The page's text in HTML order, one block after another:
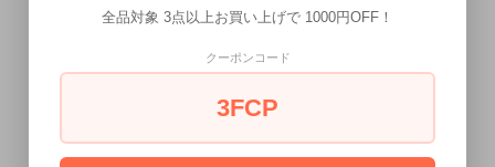
コッパー ブラウン レザー アイビー
蝶ネクタイ ボウタイ 【簡易装着タ
イプ】
ブラック 小花 花柄 レザー 蝶ネクタ
イ ボウタイ【簡易装着タイプ】
3,080円 (税込)
全品対象 3点以上お買い上げで 1000円OFF！
クーポンコード
3FCP